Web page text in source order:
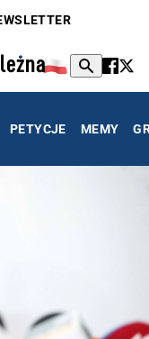
PETYCJE MEMY